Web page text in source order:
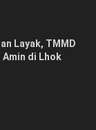
Layak, TMMD
Amin di Lhok